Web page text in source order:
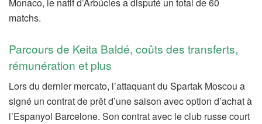
Monaco, le natif d’Arbúcies a disputé un total de 60
matchs.
Parcours de Keita Baldé, coûts des transferts,
rémunération et plus
Lors du dernier mercato, l’attaquant du Spartak Moscou a
signé un contrat de prêt d’une saison avec option d’achat à
l’Espanyol Barcelone. Son contrat avec le club russe court